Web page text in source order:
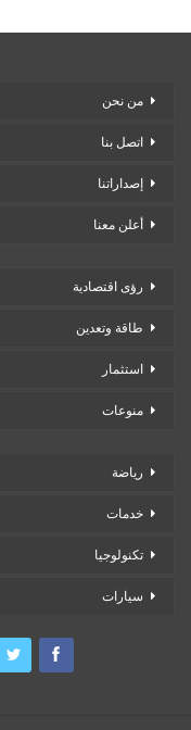
من نحن
اتصل بنا
إصداراتنا
أعلن معنا
رؤى اقتصادية
طاقة وتعدين
استثمار
منوعات
رياضة
خدمات
تكنولوجيا
سيارات